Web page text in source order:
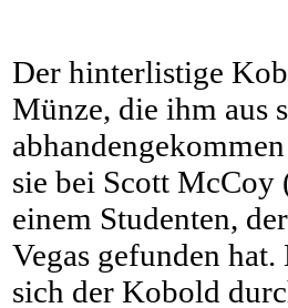
Der hinterlistige
Münze, die ihm aus
sie bei Scott McCoy
einem Studenten,
Vegas gefunden
sich der Kobold